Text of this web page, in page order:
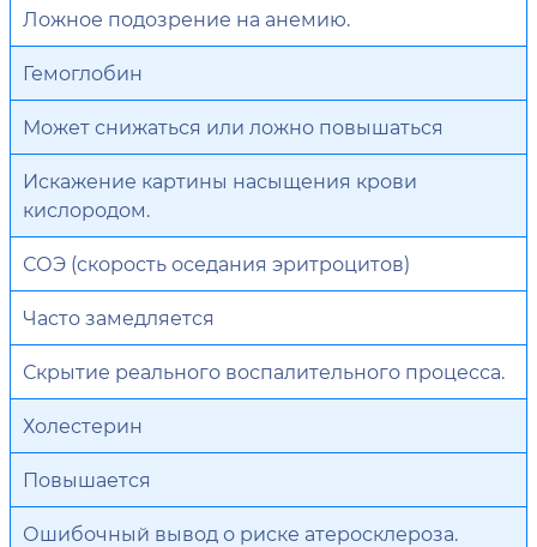
Ложное подозрение на анемию.
Гемоглобин
Может снижаться или ложно повышаться
Искажение картины насыщения крови
кислородом.
СОЭ (скорость оседания эритроцитов)
Часто замедляется
Скрытие реального воспалительного процесса.
Холестерин
Повышается
Ошибочный вывод о риске атеросклероза.